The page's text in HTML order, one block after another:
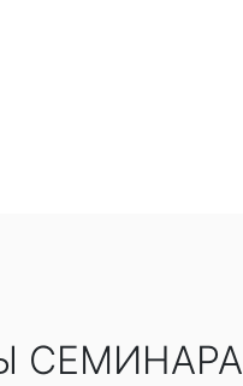
СЕМИНАРА